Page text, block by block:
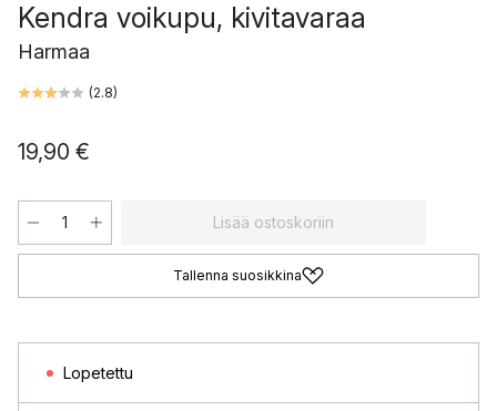
Kendra voikupu, kivitavaraa
Harmaa
(2.8)
19,90 €
Lisää ostoskoriin
Tallenna suosikkina
Lopetettu